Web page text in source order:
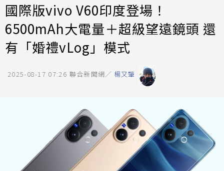
國際版vivo V60印度登場！
6500mAh大電量＋超級望遠鏡頭 還
有「婚禮vLog」模式
2025-08-17 07:26 聯合新聞網／ 楊又肇